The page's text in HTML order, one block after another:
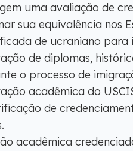
uma avaliação de
sua equivalência nos
de ucraniano para
de diplomas,
o processo de
acadêmica do
de
acadêmica